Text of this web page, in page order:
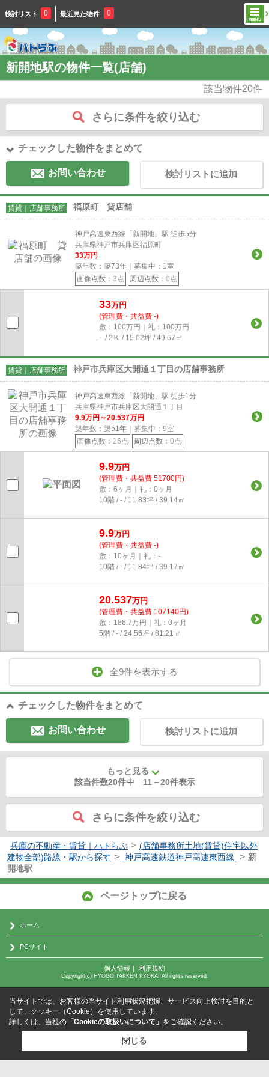
検討リスト 0 最近見た物件 0
新開地駅の物件一覧(店舗)
該当物件20件
さらに条件を絞り込む
チェックした物件をまとめて
お問い合わせ 検討リストに追加
賃貸｜店舗事務所 福原町 貸店舗
神戸高速東西線「新開地」駅 徒歩5分
兵庫県神戸市兵庫区福原町
33万円
築年数：築73年｜募集中： 1室
画像点数： 3点 周辺点数： 0点
33万円
(管理費・共益費 -)
敷：100万円｜礼：100万円
- / 2Ｋ / 15.02坪 / 49.67㎡
賃貸｜店舗事務所 神戸市兵庫区大開通１丁目の店舗事務所
神戸高速東西線「新開地」駅 徒歩1分
兵庫県神戸市兵庫区大開通１丁目
9.9万円～20.537万円
築年数：築51年｜募集中： 9室
画像点数： 26点 周辺点数： 0点
9.9万円
(管理費・共益費 51700円)
敷：6ヶ月｜礼：0ヶ月
10階 / - / 11.83坪 / 39.14㎡
9.9万円
(管理費・共益費 -)
敷：10ヶ月｜礼：-
10階 / - / 11.84坪 / 39.17㎡
20.537万円
(管理費・共益費 107140円)
敷：186.7万円｜礼：0ヶ月
5階 / - / 24.56坪 / 81.21㎡
全9件を表示する
チェックした物件をまとめて
お問い合わせ 検討リストに追加
もっと見る
該当件数20件中 11 －20件表示
さらに条件を絞り込む
兵庫の不動産・賃貸｜ハトらぶ > (店舗事務所土地(賃貸)住宅以外
建物全部)路線・駅から探す > 神戸高速鉄道神戸高速東西線 > 新
開地駅
ページトップに戻る
ホーム
PCサイト
個人情報 ｜ 利用規約
Copyright(c) HYOGO TAKKEN KYOKAI All rights reserved.
当サイトでは、お客様の当サイト利用状況把握、サービス向上検討を目的と
して、クッキー（Cookie）を使用しています。
詳しくは、当社の 「Cookieの取扱いについて」 をご確認ください。
閉じる